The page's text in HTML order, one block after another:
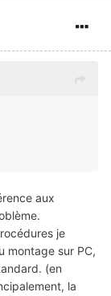
aux
je
montage sur PC,
(en
la